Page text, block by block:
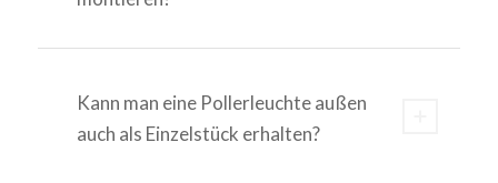
Kann man eine Pollerleuchte außen
auch als Einzelstück erhalten?